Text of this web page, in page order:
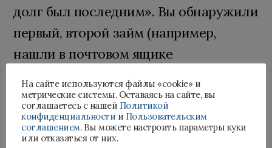
долг был последним». Вы обнаружили
первый, второй займ (например,
нашли в почтовом ящике
скорее всего Вы обнаружите и третий
и четвертый просроченный займ.
Выплатить их Вам скорее всего не
На сайте используются файлы «cookie» и
метрические системы. Оставаясь на сайте, вы
соглашаетесь с нашей Политикой
конфиденциальности и Пользовательским
соглашением. Вы можете настроить параметры куки
или отказаться от них.